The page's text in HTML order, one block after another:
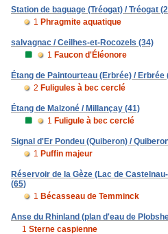
Station de baguage (Tréogat) / Tréogat
1 Phragmite aquatique
salvagnac / Ceilhes-et-Rocozels (34)
1 Faucon d'Éléonore
Étang de Paintourteau (Erbrée) / Erbrée
2 Fuligules à bec cerclé
Étang de Malzoné / Millançay (41)
1 Fuligule à bec cerclé
Signal d'Er Pondeu (Quiberon) /
1 Puffin majeur
Réservoir de la Gèze (Lac de
(65)
1 Bécasseau de Temminck
Anse du Rhinland (plan d'eau de
1 Sterne caspienne